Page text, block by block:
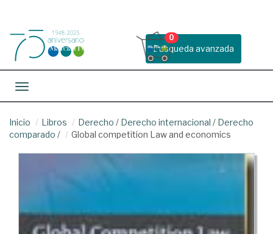
Busqueda avanzada
0
Toggle navigation
Inicio Libros Derecho / Derecho internacional / Derecho
comparado / Global competition Law and economics